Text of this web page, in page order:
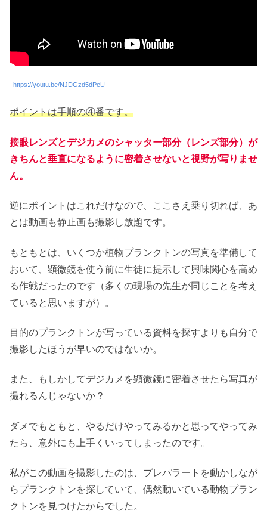
https://youtu.be/NJDGzd5dPeU
ポイントは手順の④番です。
接眼レンズとデジカメのシャッター部分（レンズ部分）が
きちんと垂直になるように密着させないと視野が写りませ
ん。
逆にポイントはこれだけなので、ここさえ乗り切れば、あ
とは動画も静止画も撮影し放題です。
もともとは、いくつか植物プランクトンの写真を準備して
おいて、顕微鏡を使う前に生徒に提示して興味関心を高め
る作戦だったのです（多くの現場の先生が同じことを考え
ていると思いますが）。
目的のプランクトンが写っている資料を探すよりも自分で
撮影したほうが早いのではないか。
また、もしかしてデジカメを顕微鏡に密着させたら写真が
撮れるんじゃないか？
ダメでもともと、やるだけやってみるかと思ってやってみ
たら、意外にも上手くいってしまったのです。
私がこの動画を撮影したのは、プレパラートを動かしなが
らプランクトンを探していて、偶然動いている動物プラン
クトンを見つけたからでした。